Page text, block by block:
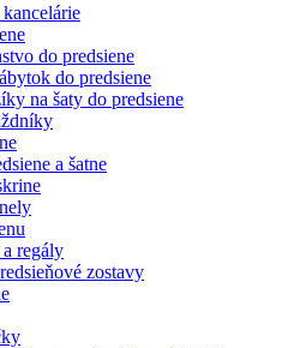
do predsiene
do predsiene
na šaty do predsiene
a šatne
regály
zostavy